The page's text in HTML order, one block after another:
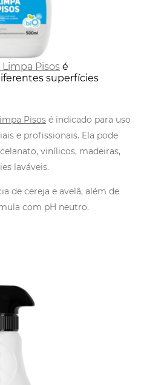
Limpa Pisos é
superfícies
Pisos é indicado para uso
e profissionais. Ela pode
vinílicos, madeiras,
laváveis.
de cereja e avelã, além de
com pH neutro.